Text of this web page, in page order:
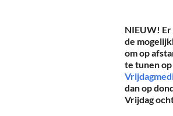
NIEUW! Er
de
om op
te tunen op
dan op
Vrijdag